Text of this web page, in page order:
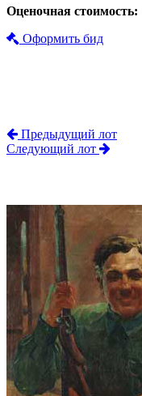
Оценочная стоимость:
Оформить бид
Предыдущий лот
Следующий лот